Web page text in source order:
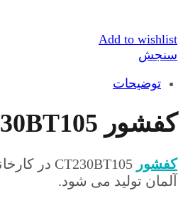
Add to wishlist
سنجش
توضیحات
کفشور CT230BT105
کفشور
آلمان تولید می شود.